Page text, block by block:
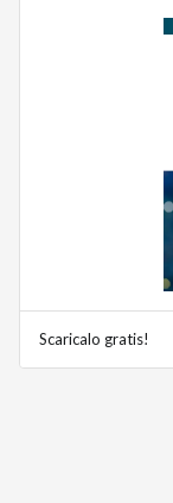
Scaricalo gratis!